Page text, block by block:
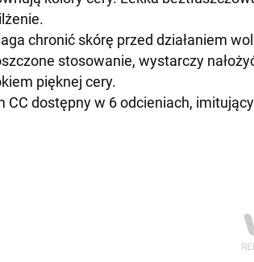
chronić skórę przed działaniem
stosowanie, wystarczy
pięknej cery.
CC dostępny w 6 odcieniach,